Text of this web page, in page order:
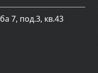
7, под.3, кв.43